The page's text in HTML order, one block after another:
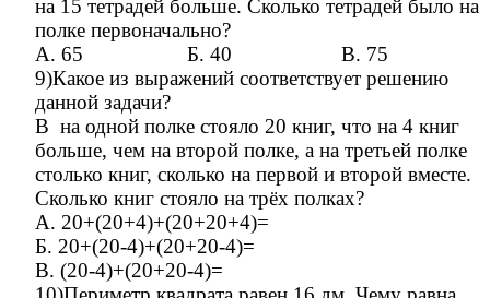
на 15 тетрадей больше. Сколько тетрадей было на
полке первоначально?
А. 65 Б. 40 В. 75
9)Какое из выражений соответствует решению
данной задачи?
В на одной полке стояло 20 книг, что на 4 книг
больше, чем на второй полке, а на третьей полке
столько книг, сколько на первой и второй вместе.
Сколько книг стояло на трёх полках?
А. 20+(20+4)+(20+20+4)=
Б. 20+(20-4)+(20+20-4)=
В. (20-4)+(20+20-4)=